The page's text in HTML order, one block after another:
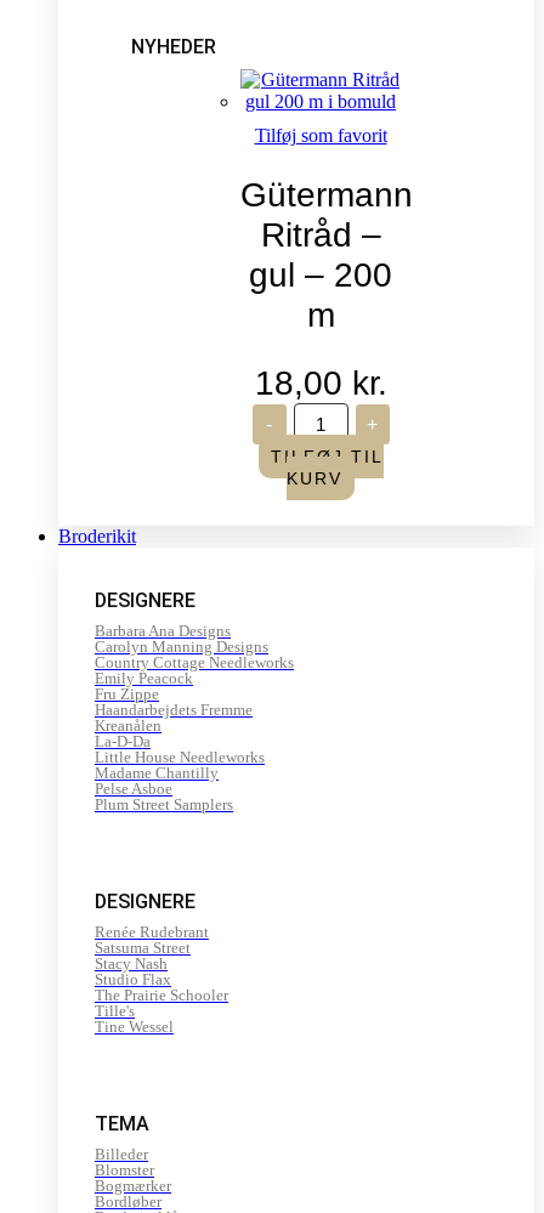
NYHEDER
Tilføj som favorit
Gütermann
Ritråd –
gul – 200
m
18,00 kr.
-
Gütermann
Ritråd
-
gul
-
+
TILFØJ TIL
KURV
Broderikit
DESIGNERE
Barbara Ana Designs
Carolyn Manning Designs
Country Cottage Needleworks
Emily Peacock
Fru Zippe
Haandarbejdets Fremme
Kreanålen
La-D-Da
Little House Needleworks
Madame Chantilly
Pelse Asboe
Plum Street Samplers
DESIGNERE
Renée Rudebrant
Satsuma Street
Stacy Nash
Studio Flax
The Prairie Schooler
Tille's
Tine Wessel
TEMA
Billeder
Blomster
Bogmærker
Bordløber